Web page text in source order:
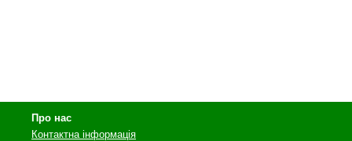
Про нас
Контактна інформація